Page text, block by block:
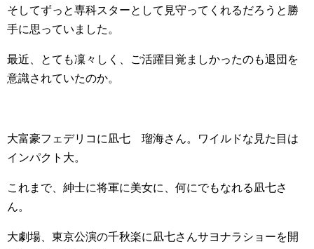
そしてずっと専科スターとして見守ってくれるだろうと勝
手に思っていました。
最近、とても凜々しく、ご活躍目覚ましかったのも退団を
意識されていたのか。
大富豪フェデリコに凪七 瑠海さん。ワイルドな見た目は
インパクト大。
これまで、紳士に将軍に美女に、何にでもなれる凪七さ
ん。
大劇場、東京公演の千秋楽に凪七さんサヨナラショーを開